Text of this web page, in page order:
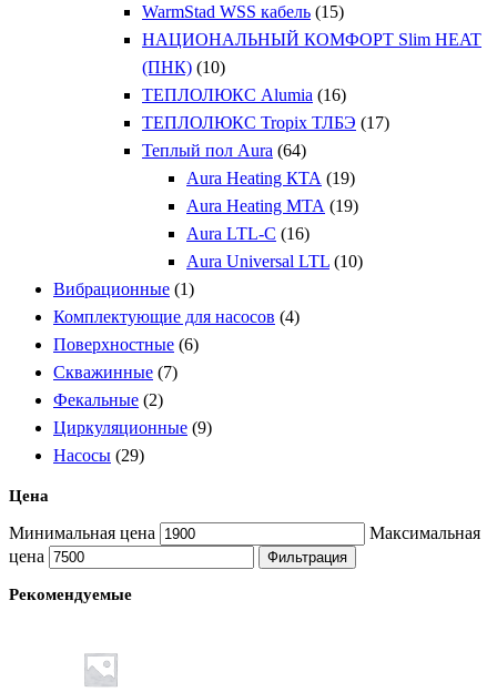
WarmStad WSS кабель (15)
НАЦИОНАЛЬНЫЙ КОМФОРТ Slim HEAT
(ПНК) (10)
ТЕПЛОЛЮКС Alumia (16)
ТЕПЛОЛЮКС Tropix ТЛБЭ (17)
Теплый пол Aura (64)
Aura Heating КТА (19)
Aura Heating МТА (19)
Aura LTL-C (16)
Aura Universal LTL (10)
Вибрационные (1)
Комплектующие для насосов (4)
Поверхностные (6)
Скважинные (7)
Фекальные (2)
Циркуляционные (9)
Насосы (29)
Цена
Минимальная цена
Максимальная
цена
Фильтрация
Рекомендуемые